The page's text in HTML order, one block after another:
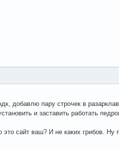
добавлю пару строчек в
и заставить работать
сайт ваш? И не каких грибов. Ну